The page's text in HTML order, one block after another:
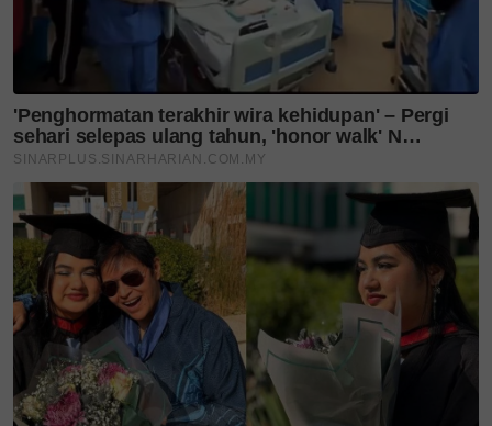
Kementerian Ekonomi Kreatif Indonesia, satu
pengiktirafan penting terhadap peranannya di
Keseluruhan perjalanan ini mengukuhkan
kedudukan Anuar Faizal sebagai duta fesyen
Malaysia di mata dunia, sekali gus meletakkan
jenama itu di landasan tepat untuk menyumbang
secara signifikan kepada naratif budaya dan promosi
negara menjelang TMM26 dengan fesyen sebagai
gaya hidup, bahasa budaya dan identiti bangsa.
Layari portalSinarPlus untuk info terkini dan bermanfaat!
Jangan lupa follow kami di Facebook
Twitter,YouTube &TikTok. Join grup